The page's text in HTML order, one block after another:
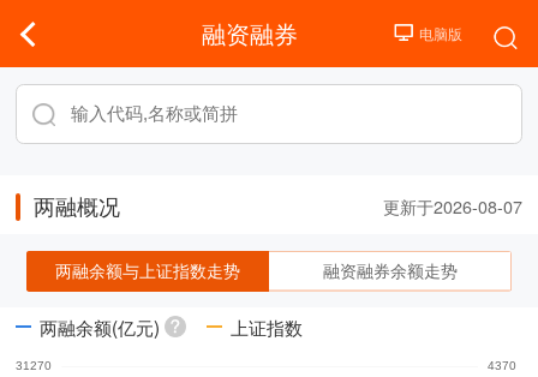
融资融券
两融概况 更新于2026-08-07
两融余额与上证指数走势 融资融券余额走势
两融余额(亿元) 上证指数